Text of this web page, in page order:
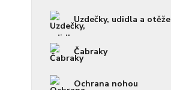
Uzdečky, udidla a otěže
Čabraky
Ochrana nohou